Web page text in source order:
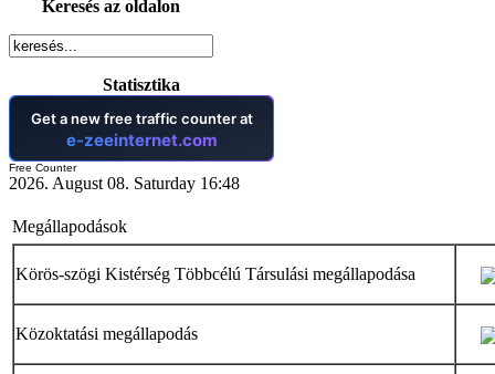
Keresés az oldalon
Statisztika
Free Counter
2026. August 08. Saturday 16:48
Megállapodások
Körös-szögi Kistérség Többcélú Társulási megállapodása
Közoktatási megállapodás